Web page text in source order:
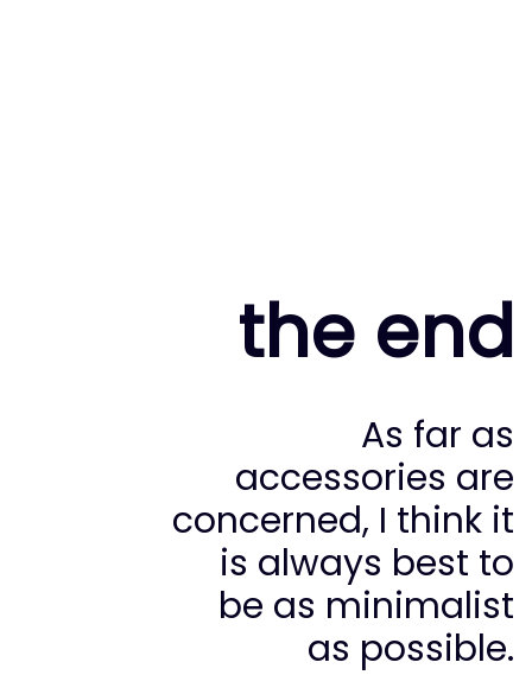
the end
As far as
accessories are
concerned, I think it
is always best to
be as minimalist
as possible.